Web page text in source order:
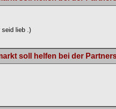
seid lieb .)
soll helfen bei der